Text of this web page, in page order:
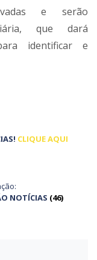
e serão
que dará
identificar e
CLIQUE AQUI
NOTÍCIAS (46)